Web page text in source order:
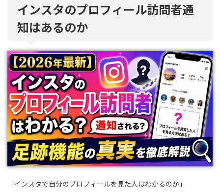
インスタのプロフィール訪問者通
知はあるのか
「インスタで自分のプロフィールを見た人はわかるのか」